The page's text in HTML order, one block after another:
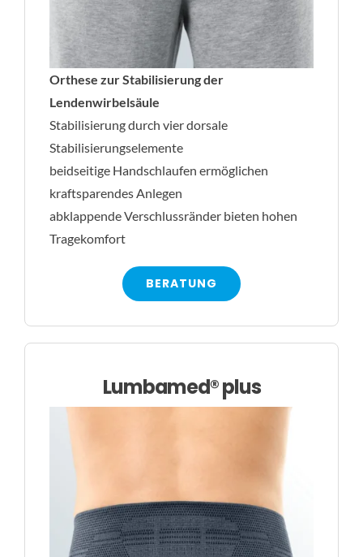
Orthese zur Stabilisierung der
Lendenwirbelsäule
Stabilisierung durch vier dorsale
Stabilisierungselemente
beidseitige Handschlaufen ermöglichen
kraftsparendes Anlegen
abklappende Verschlussränder bieten hohen
Tragekomfort
BERATUNG
Lumbamed® plus